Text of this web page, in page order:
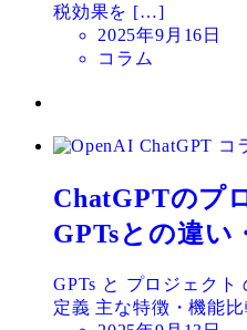
税効果を […]
投
稿
2025年9月16日
コラム
コ
ChatGPTのプ
GPTsとの違い
GPTs と プロジェクト
定義 主な特徴・機能